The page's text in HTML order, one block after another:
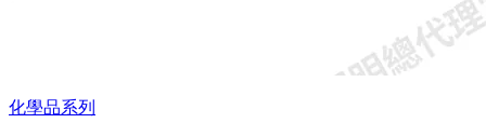
化學品系列